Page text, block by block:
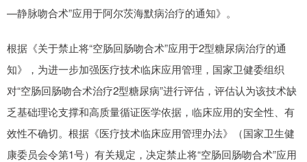
—静脉吻合术”应用于阿尔茨海默病治疗的通知》。
根据《关于禁止将“空肠回肠吻合术”应用于2型糖尿病治疗的通
知》，为进一步加强医疗技术临床应用管理，国家卫健委组织
对“空肠回肠吻合术治疗2型糖尿病”进行评估，评估认为该技术缺
乏基础理论支撑和高质量循证医学依据，临床应用的安全性、有
效性不确切。根据《医疗技术临床应用管理办法》（国家卫生健
康委员会令第1号）有关规定，决定禁止将“空肠回肠吻合术”应用